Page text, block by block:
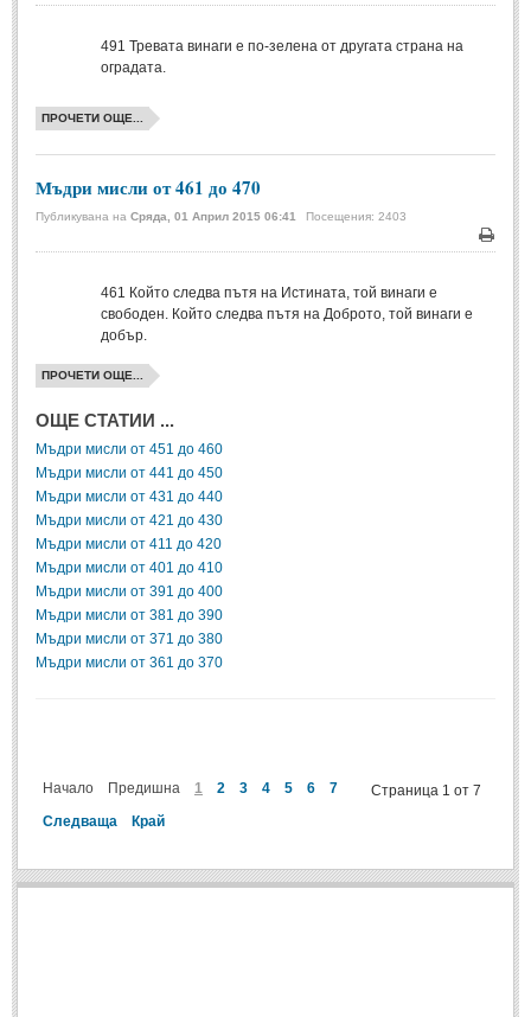
Мъдрости за живота
Мъдрости за щастието
(42)
ФИЛОСОФИЯ
ФИЛОСОФИЯ
Философски мисли
Житейска философия
Философия на любовта
ПРИТЧИ
ПРИТЧИ
LATEST NEWS
Надежда
Печат
491 Тревата винаги е по-зелена от другата страна на
оградата.
ПРОЧЕТИ ОЩЕ...
Мъдри мисли от 461 до 470
Публикувана на Сряда, 01 Април 2015 06:41 Посещения: 2403
Печат
461 Който следва пътя на Истината, той винаги е
свободен. Който следва пътя на Доброто, той винаги е
добър.
ПРОЧЕТИ ОЩЕ...
ОЩЕ СТАТИИ ...
Мъдри мисли от 451 до 460
Мъдри мисли от 441 до 450
Мъдри мисли от 431 до 440
Мъдри мисли от 421 до 430
Мъдри мисли от 411 до 420
Мъдри мисли от 401 до 410
Мъдри мисли от 391 до 400
Мъдри мисли от 381 до 390
Мъдри мисли от 371 до 380
Мъдри мисли от 361 до 370
Страница 1 от 7
Начало Предишна 1 2 3 4 5 6
7
Следваща
Край